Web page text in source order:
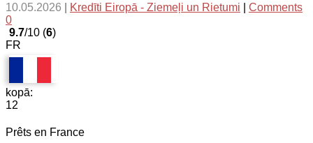
10.05.2026 Kredīti Eiropā - Ziemeļi un Rietumi
Comments
0
9.7/10 (6)
FR
kopā:
12
Prêts en France